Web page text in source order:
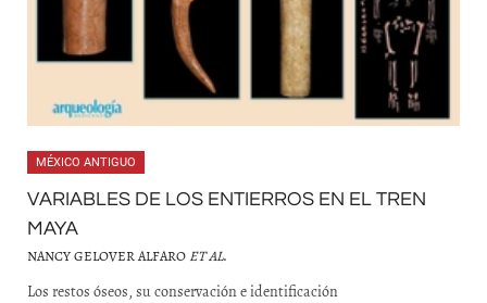
MÉXICO ANTIGUO
VARIABLES DE LOS ENTIERROS EN EL TREN
MAYA
NANCY GELOVER ALFARO ET AL.
Los restos óseos, su conservación e identificación